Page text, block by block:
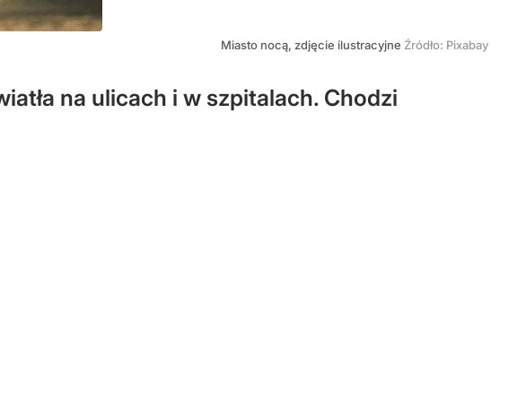
Miasto nocą, zdjęcie ilustracyjne Źródło: Pixabay
na ulicach i w szpitalach. Chodzi